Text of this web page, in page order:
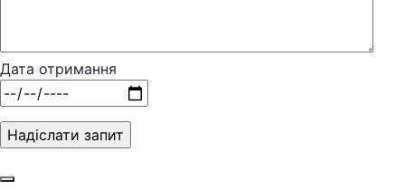
Дата отримання